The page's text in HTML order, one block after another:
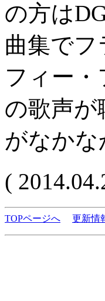
の方は
曲集で
フィー
の歌声が
がなか
(
TOPページへ 更新情